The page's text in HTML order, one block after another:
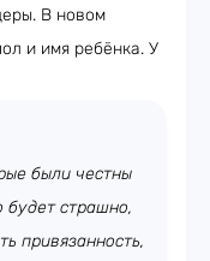
В новом
и имя ребёнка. У
были честны
будет страшно,
привязанность,